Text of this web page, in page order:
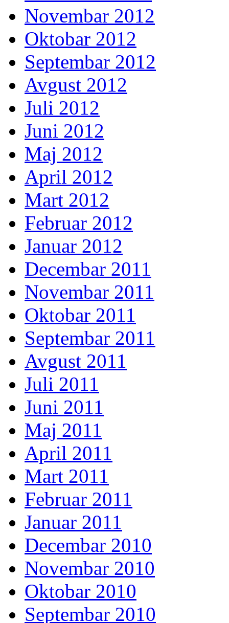
Novembar 2012
Oktobar 2012
Septembar 2012
Avgust 2012
Juli 2012
Juni 2012
Maj 2012
April 2012
Mart 2012
Februar 2012
Januar 2012
Decembar 2011
Novembar 2011
Oktobar 2011
Septembar 2011
Avgust 2011
Juli 2011
Juni 2011
Maj 2011
April 2011
Mart 2011
Februar 2011
Januar 2011
Decembar 2010
Novembar 2010
Oktobar 2010
Septembar 2010